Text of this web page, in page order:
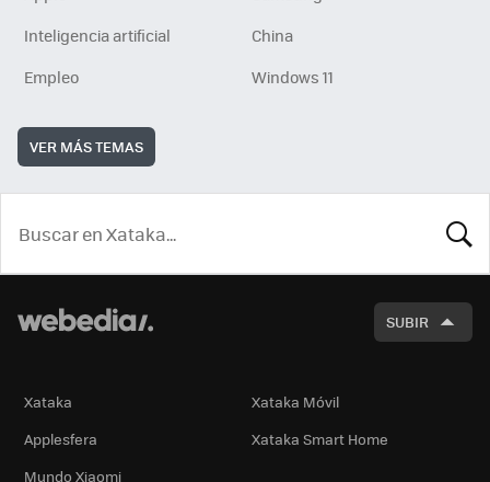
Inteligencia artificial
China
Empleo
Windows 11
VER MÁS TEMAS
SUBIR
Xataka
Xataka Móvil
Applesfera
Xataka Smart Home
Mundo Xiaomi